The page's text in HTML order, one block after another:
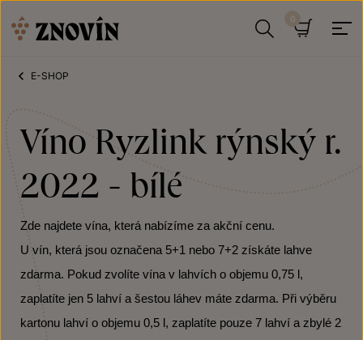
E-SHOP
Víno Ryzlink rýnský r.
2022 - bílé
Zde najdete vína, která nabízíme za akční cenu.
U vín, která jsou označena 5+1 nebo 7+2 získáte lahve
zdarma. Pokud zvolíte vína v lahvích o objemu 0,75 l,
zaplatíte jen 5 lahví a šestou láhev máte zdarma. Při výběru
kartonu lahví o objemu 0,5 l, zaplatíte pouze 7 lahví a zbylé 2